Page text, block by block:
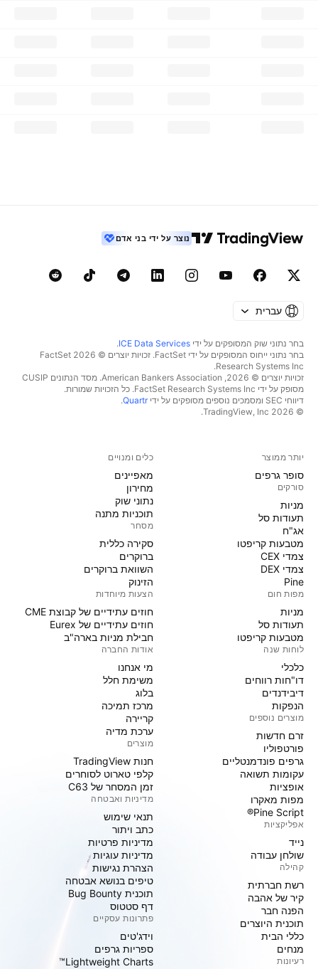
נוצר על ידי בני אדם
עברית
בחר נתוני שוק המסופקים על ידי ICE Data Services
.
בחר נתוני ייחוס המסופקים על ידי FactSet. זכויות יוצרים © 2026 ‏FactSet
Research Systems Inc.‏
זכויות יוצרים © 2026, ‏American Bankers Association. מסד הנתונים CUSIP
מסופק על ידי FactSet Research Systems Inc. כל הזכויות שמורות.
דיווחי SEC ומסמכים נוספים מסופקים על ידי
Quartr
.
© 2026 ‏TradingView, Inc.‏
יותר ממוצר
סופר גרפים
סורקים
מניות‏
תעודות סל
אג"ח
מטבעות קריפטו
צמדי CEX
צמדי DEX
Pine
מפות חום
מניות‏
תעודות סל
מטבעות קריפטו
לוחות שנה
כלכלי
דו"חות רווחים
דיבידנדים
הנפקות
מוצרים נוספים
זרם חדשות
פורטפוליו
גרפים פונדמנטליים
עקומות תשואה
אופציות
מפות מאקרו
Pine Script®
אפליקציות
נייד
שולחן עבודה
קהילה
רשת חברתית
קיר של אהבה
הפנה חבר
תוכנית היוצרים
כללי הבית
מנחים
רעיונות
כלים ומנויים
מאפיינים
מחירון
נתוני שוק
תוכניות מתנה
מסחר
סקירה כללית
ברוקרים
השוואת ברוקרים
הזינוק
הצעות מיוחדות
חוזים עתידיים של קבוצת CME
חוזים עתידיים של Eurex
חבילת מניות בארה"ב
אודות החברה
מי אנחנו
משימת חלל
בלוג
מרכז תמיכה
קריירה
ערכת מדיה
מוצרים
חנות TradingView
קלפי טארוט לסוחרים
זמן המסחר של C63
מדיניות ואבטחה
תנאי שימוש
כתב ויתור
מדיניות פרטיות
מדיניות עוגיות
הצהרת נגישות
טיפים בנושא אבטחה
תוכנית Bug Bounty
דף סטטוס
פתרונות עסקיים
וידג'טים
ספריות גרפים
Lightweight Charts™